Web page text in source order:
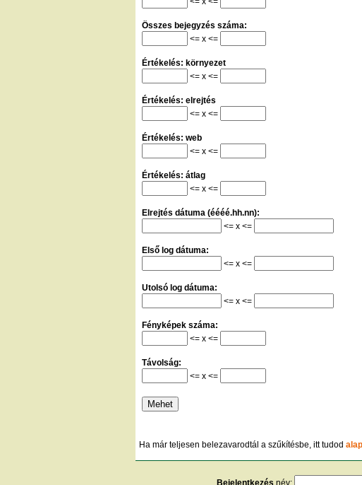
Összes bejegyzés száma:
<= x <=
Értékelés: környezet
<= x <=
Értékelés: elrejtés
<= x <=
Értékelés: web
<= x <=
Értékelés: átlag
<= x <=
Elrejtés dátuma (éééé.hh.nn):
<= x <=
Első log dátuma:
<= x <=
Utolsó log dátuma:
<= x <=
Fényképek száma:
<= x <=
Távolság:
<= x <=
Ha már teljesen belezavarodtál a szűkítésbe, itt tudod
Bejelentkezés név: